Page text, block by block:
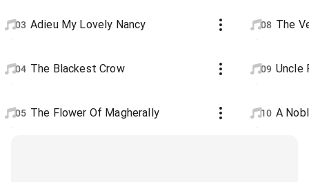
03 Adieu My Lovely Nancy
04 The Blackest Crow
05 The Flower Of Magherally
08 The
09 Uncle
10 A